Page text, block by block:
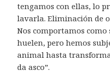
tengamos con ellas, lo
lavarla. Eliminación de
Nos comportamos
huelen, pero hemos
animal hasta
da asco”.